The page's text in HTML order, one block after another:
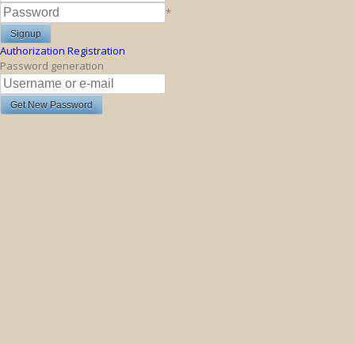
*
Authorization Registration
Password generation